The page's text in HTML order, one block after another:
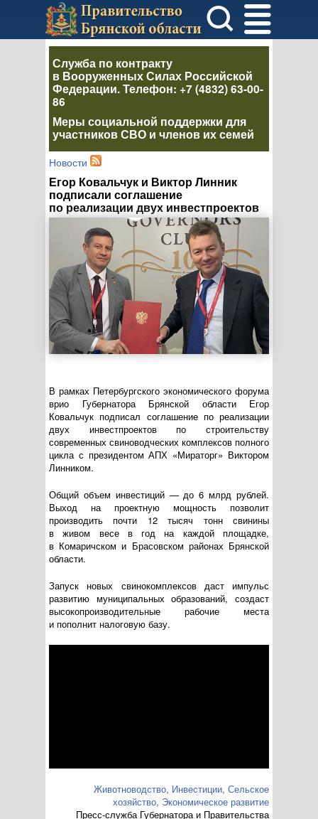
Служба по контракту
в Вооруженных Силах Российской
Федерации. Телефон: +7 (4832) 63-00-
86
Меры социальной поддержки для
участников СВО и членов их семей
Новости
Егор Ковальчук и Виктор Линник
подписали соглашение
по реализации двух инвестпроектов
В рамках Петербургского экономического форума
врио Губернатора Брянской области Егор
Ковальчук подписал соглашение по реализации
двух инвестпроектов по строительству
современных свиноводческих комплексов полного
цикла с президентом АПХ «Мираторг» Виктором
Линником.
Общий объем инвестиций — до 6 млрд рублей.
Выход на проектную мощность позволит
производить почти 12 тысяч тонн свинины
в живом весе в год на каждой площадке,
в Комаричском и Брасовском районах Брянской
области.
Запуск новых свинокомплексов даст импульс
развитию муниципальных образований, создаст
высокопроизводительные рабочие места
и пополнит налоговую базу.
Животноводство, Инвестиции, Сельское
хозяйство, Экономическое развитие
Пресс-служба Губернатора и Правительства